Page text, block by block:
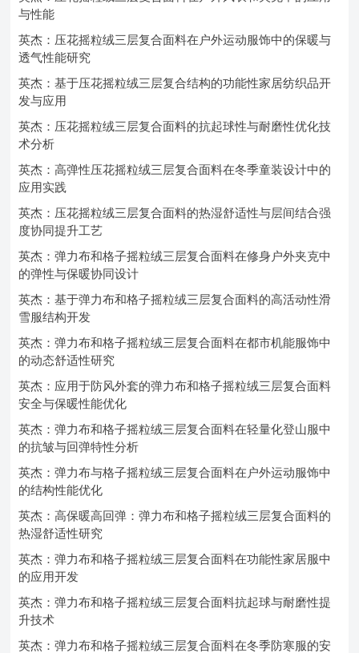
与性能
英杰：压花摇粒绒三层复合面料在户外运动服饰中的保暖与
透气性能研究
英杰：基于压花摇粒绒三层复合结构的功能性家居纺织品开
发与应用
英杰：压花摇粒绒三层复合面料的抗起球性与耐磨性优化技
术分析
英杰：高弹性压花摇粒绒三层复合面料在冬季童装设计中的
应用实践
英杰：压花摇粒绒三层复合面料的热湿舒适性与层间结合强
度协同提升工艺
英杰：弹力布和格子摇粒绒三层复合面料在修身户外夹克中
的弹性与保暖协同设计
英杰：基于弹力布和格子摇粒绒三层复合面料的高活动性滑
雪服结构开发
英杰：弹力布和格子摇粒绒三层复合面料在都市机能服饰中
的动态舒适性研究
英杰：应用于防风外套的弹力布和格子摇粒绒三层复合面料
安全与保暖性能优化
英杰：弹力布和格子摇粒绒三层复合面料在轻量化登山服中
的抗皱与回弹特性分析
英杰：弹力布与格子摇粒绒三层复合面料在户外运动服饰中
的结构性能优化
英杰：高保暖高回弹：弹力布和格子摇粒绒三层复合面料的
热湿舒适性研究
英杰：弹力布和格子摇粒绒三层复合面料在功能性家居服中
的应用开发
英杰：弹力布和格子摇粒绒三层复合面料抗起球与耐磨性提
升技术
英杰：弹力布和格子摇粒绒三层复合面料在冬季防寒服的安